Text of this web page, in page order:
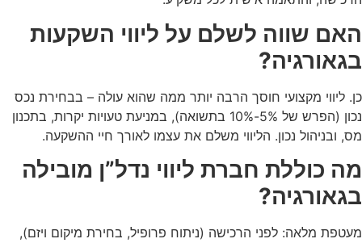
האם שווה לשלם על ליווי השקעות
בגאורגיה?
כן. ליווי מקצועי חוסך הרבה יותר ממה שהוא עולה – בבחירת נכס
נכון (הפרש של 5%-10% בתשואה), במניעת טעויות יקרות, בתכנון
מס, ובניהול נכון. הליווי משלם את עצמו לאורך חיי ההשקעה.
מה כוללת חברת ליווי נדל”ן מובילה
בגאורגיה?
מעטפת מלאה: לפני הרכישה (ניתוח פרופיל, בחירת מיקום ויזם),